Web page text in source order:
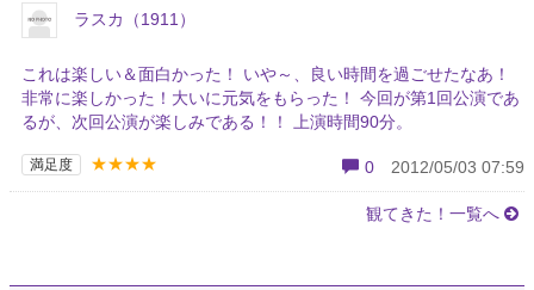
ラスカ（1911）
これは楽しい＆面白かった！ いや～、良い時間を過ごせたなあ！
非常に楽しかった！大いに元気をもらった！ 今回が第1回公演であ
るが、次回公演が楽しみである！！ 上演時間90分。
満足度 ★★★★ 0 2012/05/03 07:59
観てきた！一覧へ